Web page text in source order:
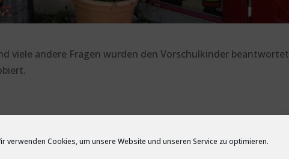
verwenden Cookies, um unsere Website und unseren Service zu optimieren.
viele andere Fragen wurden den Vorschulkinder beantwortet